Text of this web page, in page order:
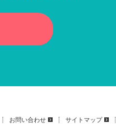
お問い合わせ サイトマップ